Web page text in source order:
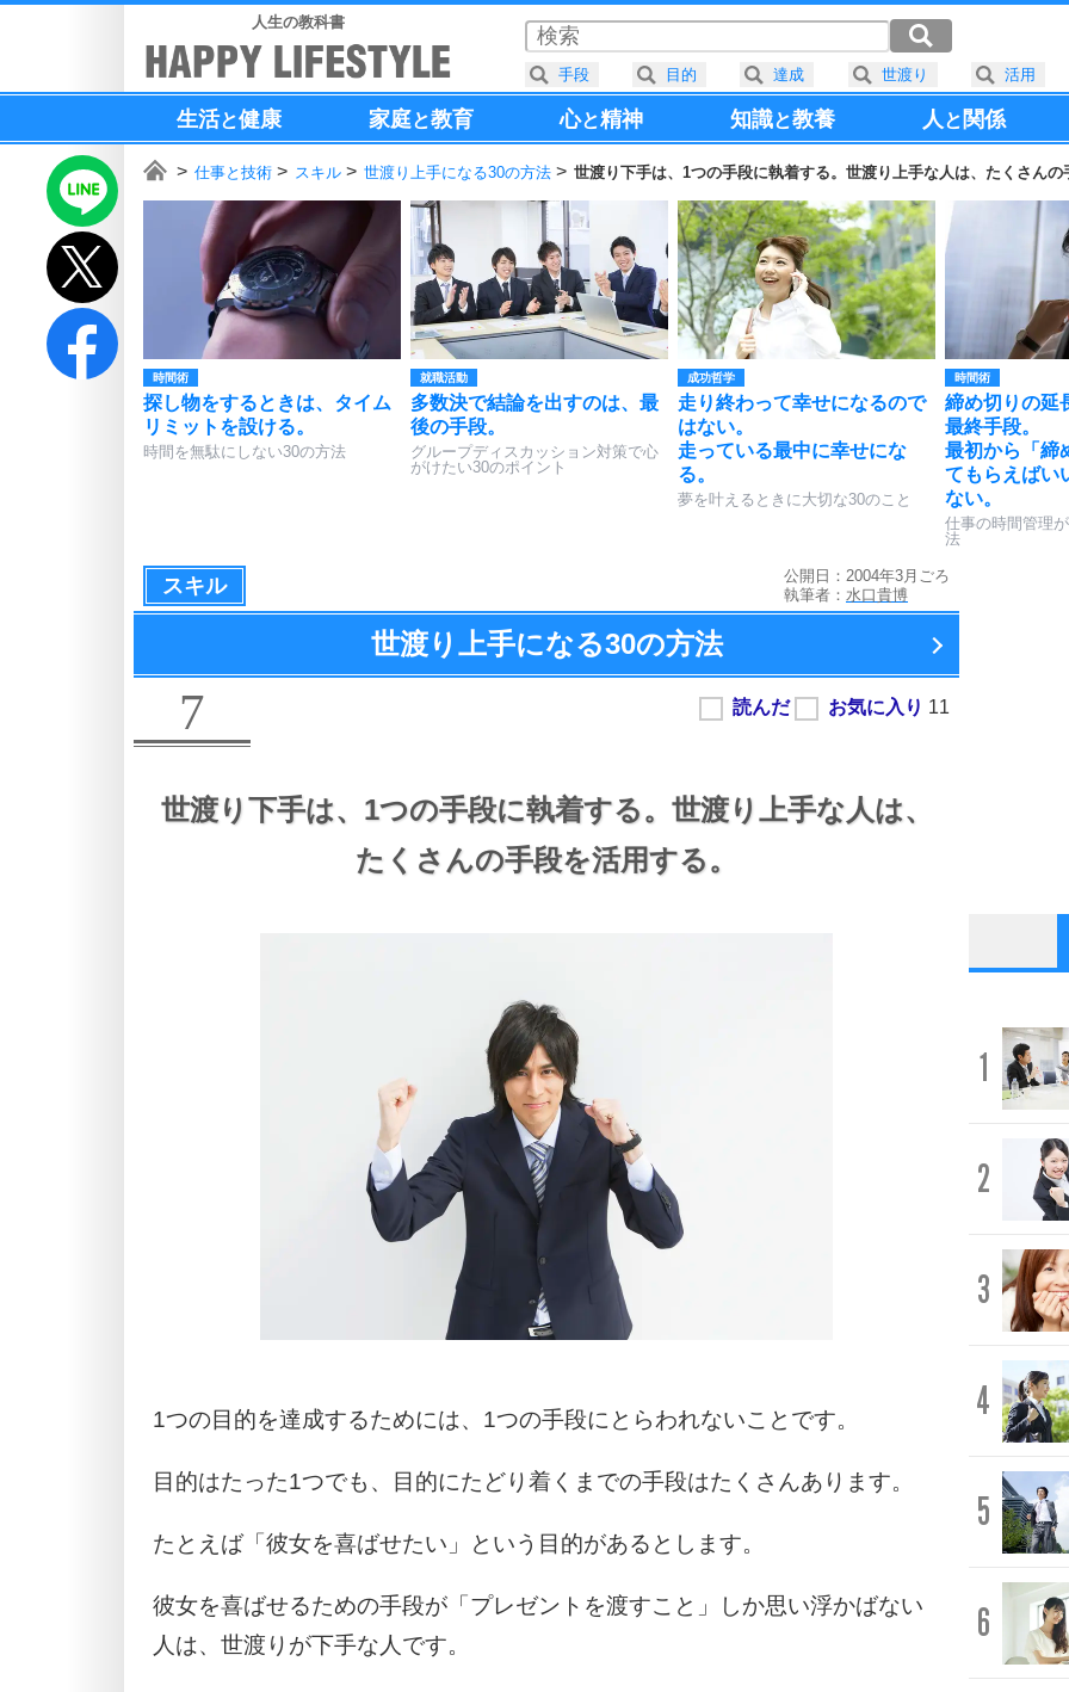
人生の教科書
生活と健康 家庭と教育 心と精神 知識と教養 人と 関係
仕事と技術 スキル 世渡り上手になる30の方法 世渡り下手は、1つの手段に執着する。世渡り上手な人は、たくさんの
時間術
探し物をするときは、タイム
リミットを設ける。
時間を無駄にしない30の方法
就職活動
多数決で結論を出すのは、最
後の手段。
グループディスカッション対策で心
がけたい30のポイント
成功哲学
走り終わって幸せになるので
はない。
走っている最中に幸せにな
る。
夢を叶えるときに大切な30のこと
時間術
締め切りの延
最終手段。
最初から「締
てもらえばい
ない。
仕事の時間管理
法
スキル
公開日：2004年3月ごろ
執筆者： 水口貴博
世渡り上手になる30の方法
7
世渡り下手は、 1つの手段に執着する。 世渡り上手な人は、
たくさんの手段を活用する。
1つの目的を達成するためには、1つの手段にとらわれないことです。
目的はたった1つでも、目的にたどり着くまでの手段はたくさんあります。
たとえば「彼女を喜ばせたい」という目的があるとします。
彼女を喜ばせるための手段が「プレゼントを渡すこと」しか思い浮かばない
人は、世渡りが下手な人です。
1
2
3
4
5
6
手段 目的 達成 世渡り 活用